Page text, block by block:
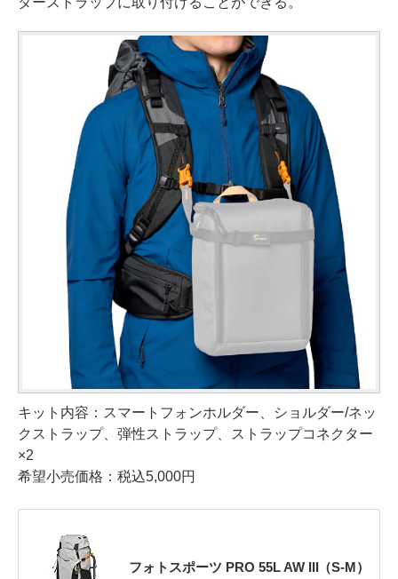
キット内容：スマートフォンホルダー、ショルダー/ネッ
クストラップ、弾性ストラップ、ストラップコネクター
×2
希望小売価格：税込5,000円
フォトスポーツ PRO 55L AW III（S-M）